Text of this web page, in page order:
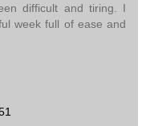
difficult and tiring. I
week full of ease and